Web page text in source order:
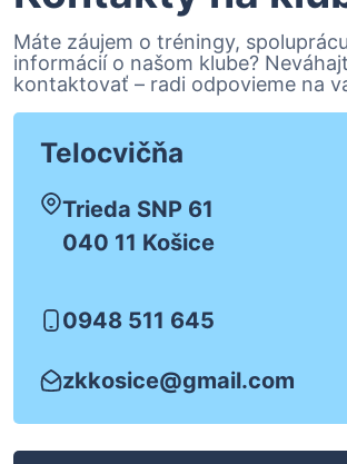
Máte záujem o tréningy,
informácií o našom klube?
kontaktovať – radi odpovieme na
Telocvičňa
Trieda SNP 61
040 11 Košice
0948 511 645
zkkosice@gmail.com